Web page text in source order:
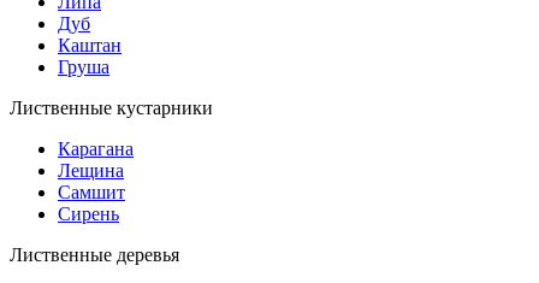
Дуб
Каштан
Груша
Лиственные кустарники
Карагана
Лещина
Самшит
Сирень
Лиственные деревья